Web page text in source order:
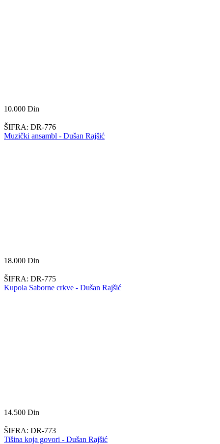
10.000 Din
ŠIFRA: DR-776
Muzički ansambl - Dušan Rajšić
18.000 Din
ŠIFRA: DR-775
Kupola Saborne crkve - Dušan Rajšić
14.500 Din
ŠIFRA: DR-773
Tišina koja govori - Dušan Rajšić